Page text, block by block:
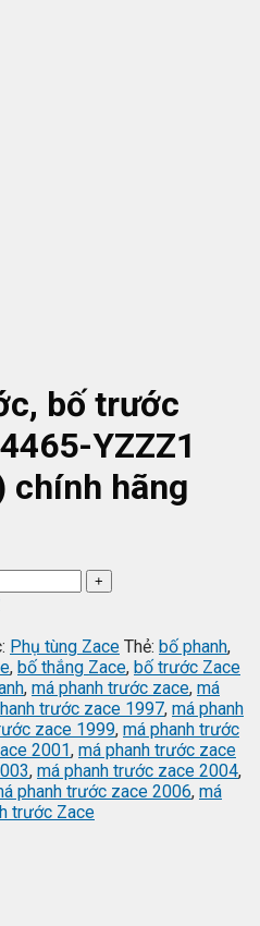
bố trước
YZZZ1
chính hãng
Phụ tùng Zace Thẻ: bố phanh,
, bố thắng Zace, bố trước Zace
, má phanh trước zace, má
trước zace 1997, má phanh
zace 1999, má phanh trước
2001, má phanh trước zace
, má phanh trước zace 2004,
phanh trước zace 2006, má
trước Zace